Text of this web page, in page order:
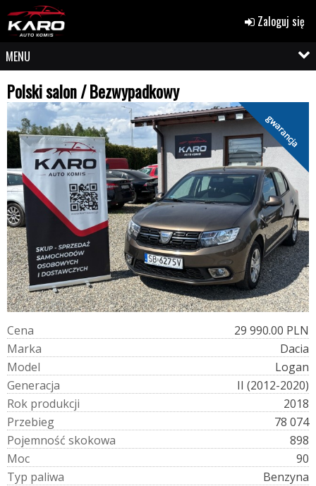
Zaloguj się
MENU
Polski salon / Bezwypadkowy
gwarancja
Cena
29 990.00 PLN
Marka
Dacia
Model
Logan
Generacja
II (2012-2020)
Rok produkcji
2018
Przebieg
78 074
Pojemność skokowa
898
Moc
90
Typ paliwa
Benzyna